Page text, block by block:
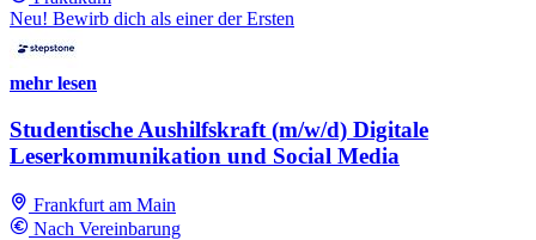
Neu! Bewirb dich als einer der Ersten
mehr lesen
Studentische Aushilfskraft (m/w/d) Digitale
Leserkommunikation und Social Media
Frankfurt am Main
Nach Vereinbarung